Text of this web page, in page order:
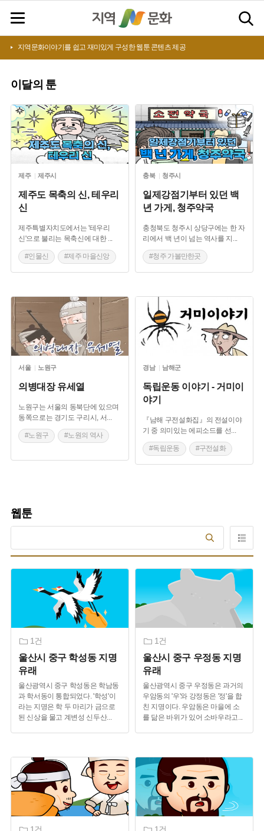
지역문화이야기를 쉽고 재미있게 구성한 웹툰 콘텐츠 제공
이달의 툰
제주 제주시
제주도 목축의 신, 테우리
신
제주특별자치도에서는 '테우리
신'으로 불리는 목축신에 대한 ...
#인물신 #제주 마을신앙
충북 청주시
일제강점기부터 있던 백
년 가게, 청주약국
충청북도 청주시 상당구에는 한 자
리에서 백 년이 넘는 역사를 지 ...
#청주 가볼만한곳
#백년가게 #오래된 약방
서울 노원구
의병대장 유세열
노원구는 서울의 동북단에 있으며
동쪽으로는 경기도 구리시, 서...
#노원구 #노원의 역사
경남 남해군
독립운동 이야기 - 거미이
야기
『남해 구전설화집』의 전설이야
기 중 의미있는 에피소드를 선...
#독립운동 #구전설화
#남해 설화
웹툰
울산시 중구 학성동 지명
유래
울산광역시 중구 학성동은 학남동
과 학서동이 통합되었다. '학성'이
라는 지명은 학 두 마리가 금으로
된 신상을 물고 계변성 신두산...
1건
울산시 중구 우정동 지명
유래
울산광역시 중구 우정동은 과거의
우암동의 '우'와 강정동은 '정'을 합
친 지명이다. 우암동은 마을에 소
를 닮은 바위가 있어 소바우라고...
1건